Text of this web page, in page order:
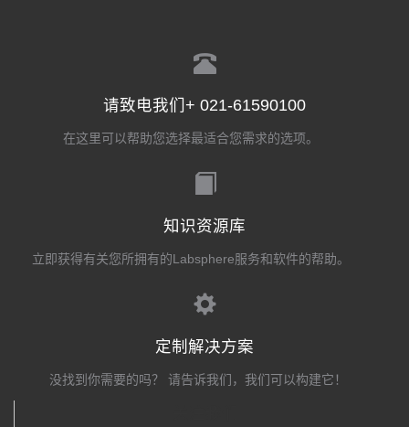
请致电我们+ 021-61590100
在这里可以帮助您选择最适合您需求的选项。
知识资源库
立即获得有关您所拥有的Labsphere服务和软件的帮助。
定制解决方案
没找到你需要的吗？ 请告诉我们，我们可以构建它！